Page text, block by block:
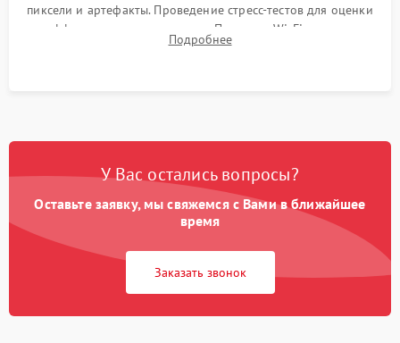
пиксели и артефакты. Проведение стресс-тестов для оценки
эффективности охлаждения. Проверка Wi-Fi, камеры,
микрофона и всех портов перед выдачей устройства.
Подробнее
У Вас остались вопросы?
Оставьте заявку, мы свяжемся с Вами в ближайшее
время
Заказать звонок